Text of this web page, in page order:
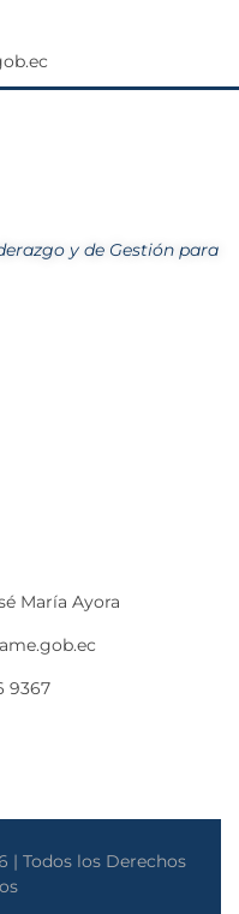
y de Gestión para
María Ayora
9367
| Todos los Derechos